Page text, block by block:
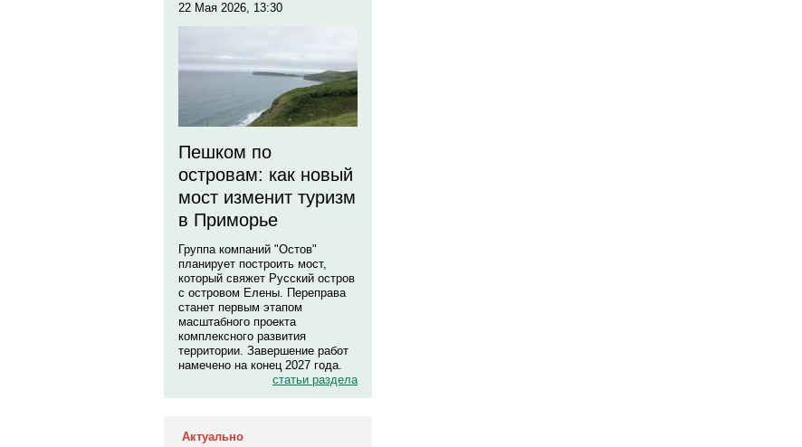
22 Мая 2026, 13:30
Пешком по
островам: как новый
мост изменит туризм
в Приморье
Группа компаний "Остов"
планирует построить мост,
который свяжет Русский остров
с островом Елены. Переправа
станет первым этапом
масштабного проекта
комплексного развития
территории. Завершение работ
намечено на конец 2027 года.
статьи раздела
Актуально